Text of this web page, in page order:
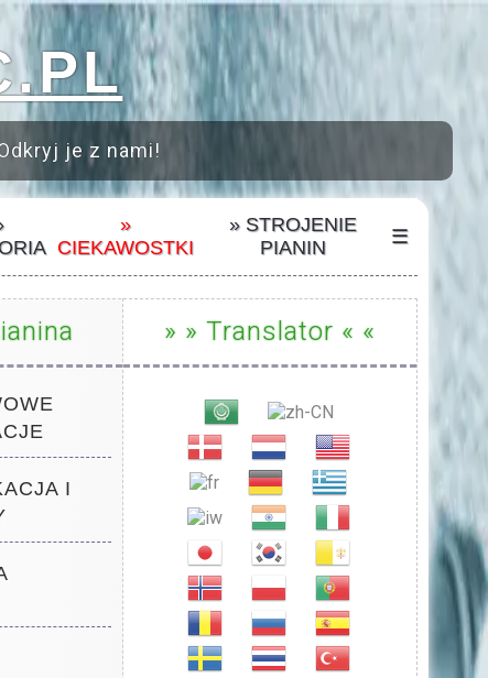
je z nami!
»
CIEKAWOSTKI
» STROJENIE
PIANIN
☰
I
» » Translator « «